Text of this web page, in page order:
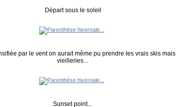
Départ sous le soleil
par le vent on aurait même pu prendre les vrais skis
vieilleries...
Sunset point...